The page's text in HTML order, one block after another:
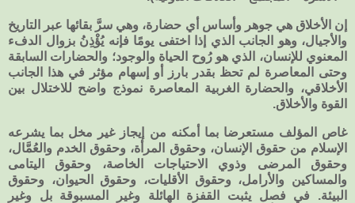
إن الأخلاق هي جوهر وأساس أي حضارة، وهي سرَّ بقائها عبر التاريخ
والأجيال، وهو الجانب الذي إذا اختفى يومًا فإنه يُؤْذِنُ بزوال الدفء
المعنوي للإنسان، الذي هو رُوح الحياة والوجود؛ والحضارات السابقة
وحتى المعاصرة لم تحظ بقدر بارز أو إسهام مؤثر في هذا الجانب
الأخلاقي، والحضارة الغربية المعاصرة نموذج واضح للاختلال بين
القوة والأخلاق.
غاص المؤلف مستعرضا بما أمكنه من إيجاز غير مخل بما يشرعه
الإسلام من حقوق الإنسان، وحقوق المرأة، وحقوق الخدم والعُمَّال،
وحقوق المرضى وذوي الاحتياجات الخاصة، وحقوق اليتامى
والمساكين والأرامل، وحقوق الأقليات، وحقوق الحيوان، وحقوق
البيئة. في فصل يثبت القفزة الهائلة وغير المسبوقة بل وغير